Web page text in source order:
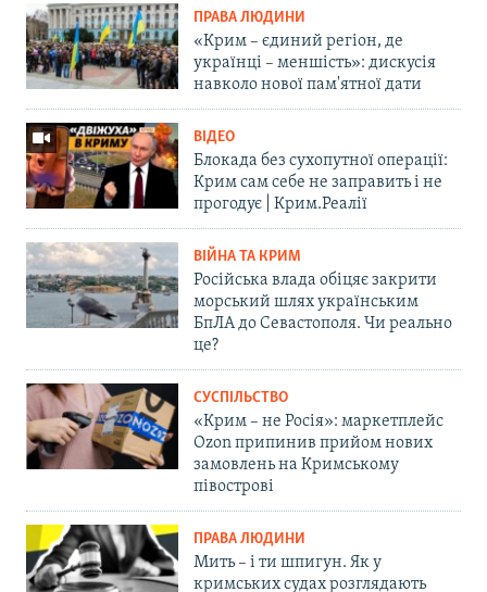
ПРАВА ЛЮДИНИ
«Крим – єдиний регіон, де
українці – меншість»: дискусія
навколо нової пам'ятної дати
ВІДЕО
Блокада без сухопутної операції:
Крим сам себе не заправить і не
прогодує | Крим.Реалії
ВІЙНА ТА КРИМ
Російська влада обіцяє закрити
морський шлях українським
БпЛА до Севастополя. Чи реально
це?
СУСПІЛЬСТВО
«Крим – не Росія»: маркетплейс
Ozon припинив прийом нових
замовлень на Кримському
півострові
ПРАВА ЛЮДИНИ
Мить – і ти шпигун. Як у
кримських судах розглядають